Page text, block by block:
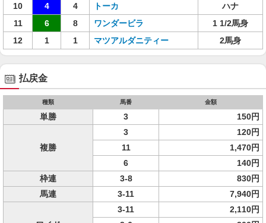
10
4 4 トーカ
ハナ
11
6 8 ワンダービラ
1 1/2馬身
12
1 1 マツアルダニティー 2馬身
払戻金
種類 馬番 金額
単勝 3 150円
複勝
3
120円
11
1,470円
6
140円
枠連
3-8
830円
馬連
3-11 7,940円
3-11
2,110円